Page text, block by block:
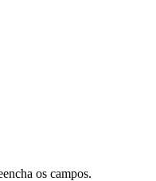
os campos.